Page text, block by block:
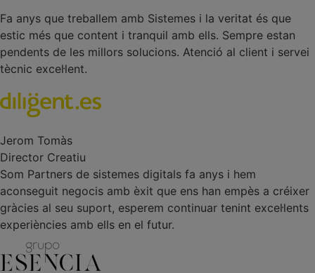
Fa anys que treballem amb Sistemes i la veritat és que
estic més que content i tranquil amb ells. Sempre estan
pendents de les millors solucions. Atenció al client i servei
tècnic excel·lent.
Jerom Tomàs
Director Creatiu
Som Partners de sistemes digitals fa anys i hem
aconseguit negocis amb èxit que ens han empès a créixer
gràcies al seu suport, esperem continuar tenint excel·lents
experiències amb ells en el futur.